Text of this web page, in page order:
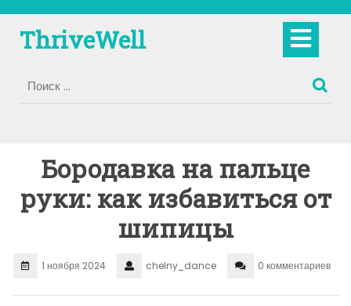
содержимому
ThriveWell
Бородавка на пальце
руки: как избавиться от
шипицы
1 ноября 2024 chelny_dance 0 комментариев